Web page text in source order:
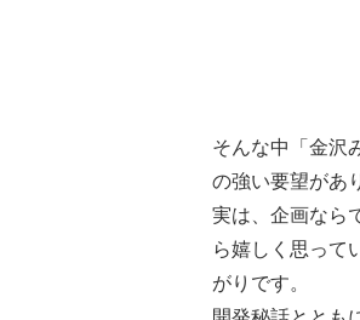
そんな中「金沢
の強い要望があ
実は、企画なら
ら嬉しく思って
がりです。